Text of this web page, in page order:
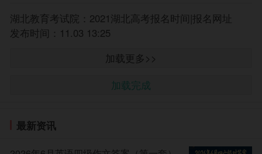
湖北教育考试院：2021湖北高考报名时间|报名网址
发布时间：11.03 13:25
加载更多>>
加载完成
最新资讯